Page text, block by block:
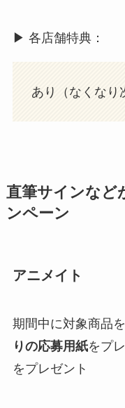
▶︎ 各店舗特典：
あり（なくなり
直筆サインなど
ンペーン
アニメイト
期間中に対象商品
りの応募用紙をプ
をプレゼント